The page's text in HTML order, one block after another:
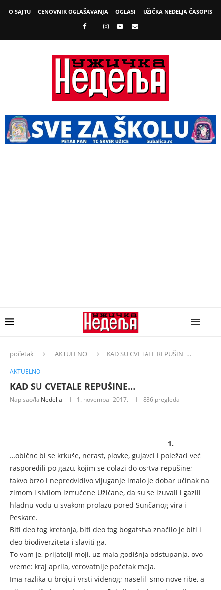
O SAJTU CENOVNIK OGLAŠAVANJA OGLASI UŽIČKA NEDELJA ČASOPIS
početak AKTUELNO KAD SU CVETALE REPUŠINE…
AKTUELNO
KAD SU CVETALE REPUŠINE…
Napisao/la Nedelja 1. novembar 2017. 836 pregleda
1.
…obično bi se krkuše, nerast, plovke, gujavci i poležaci već
rasporedili po gazu, kojim se dolazi do osrtva repušine;
takvo brzo i nepredvidivo vijuganje imalo je dobar učinak na
zimom i sivilom izmučene Užičane, da su se izuvali i gazili
hladnu vodu u svakom prolazu pored Sunčanog vira i
Peskare.
Biti deo tog kretanja, biti deo tog bogatstva značilo je biti i
deo biodiverziteta i slaviti ga.
To vam je, prijatelji moji, uz mala godišnja odstupanja, ovo
vreme: kraj aprila, verovatnije početak maja.
Ima razlika u broju i vrsti viđenog; naselili smo nove ribe, a